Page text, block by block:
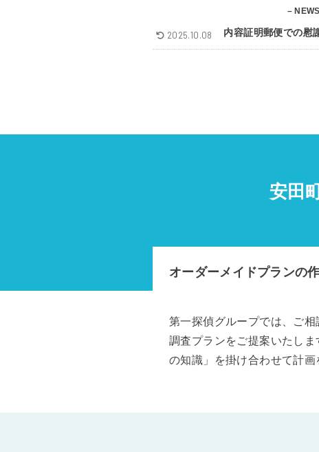
–
内容証明郵便での慰
2025.10.08
安田
オーダーメイドプランの
第一探偵グループでは、ご
調査プランをご提案いたし
の知識」を掛け合わせて計